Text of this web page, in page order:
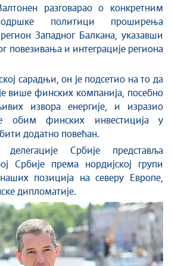
разговарао о конкретним
политици проширења
Западног Балкана, указавши
повезивања и интеграције региона
сарадњи, он је подсетио на то да
више финских компанија, посебно
извора енергије, и изразио
обим финских инвестиција у
додатно повећан.
Србије представља
Србије према нордијској групи
позиција на северу Европе,
дипломатије.